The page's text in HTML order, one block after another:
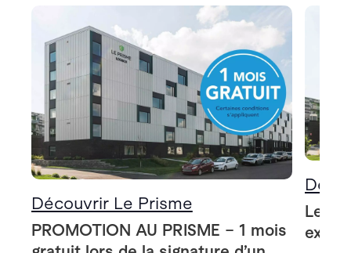
Découvrir Le Prisme
PROMOTION AU PRISME – 1 mois
Le